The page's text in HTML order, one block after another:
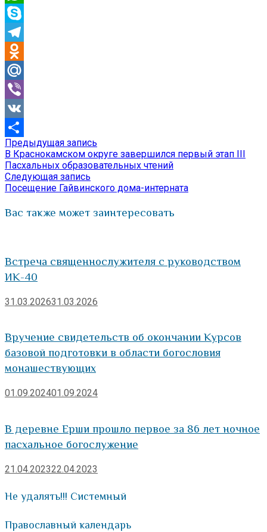
WhatsApp
Skype
Telegram
Odnoklassniki
Mail.Ru
Viber
VK
Отправить
Навигация
по
записям
Предыдущая запись
запись:
В Краснокамском округе завершился первый этап III
Пасхальных образовательных чтений
Следующая запись
запись:
Посещение Гайвинского дома-интерната
Вас также может заинтересовать
Встреча священнослужителя с руководством
ИК-40
31.03.202631.03.2026
Вручение свидетельств об окончании Курсов
базовой подготовки в области богословия
монашествующих
01.09.202401.09.2024
В деревне Ерши прошло первое за 86 лет ночное
пасхальное богослужение
21.04.202322.04.2023
Не удалять!!! Системный
Православный календарь